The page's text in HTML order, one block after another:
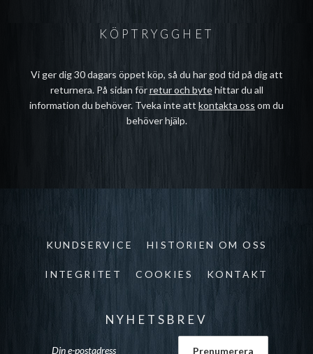
KÖPTRYGGHET
Vi ger dig 30 dagars öppet köp, så du har god tid på dig att
returnera. På sidan förretur och bytehittar du all
information du behöver. Tveka inte att kontakta oss om du
behöver hjälp.
KUNDSERVICE HISTORIEN OM OSS
INTEGRITET COOKIES KONTAKT
NYHETSBREV